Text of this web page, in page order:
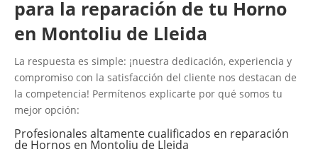
para la reparación de tu Horno
en Montoliu de Lleida
La respuesta es simple: ¡nuestra dedicación, experiencia y
compromiso con la satisfacción del cliente nos destacan de
la competencia! Permítenos explicarte por qué somos tu
mejor opción:
Profesionales altamente cualificados en reparación
de Hornos en Montoliu de Lleida